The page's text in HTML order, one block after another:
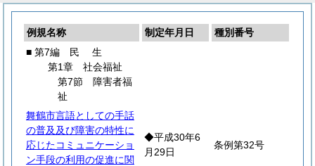
例規名称 制定年月日
種別番号
■ 第7編
民 生
第1章 社会福祉
第7節 障害者福
祉
舞鶴市言語としての手話
の普及及び障害の特性に
応じたコミュニケーショ
ン手段の利用の促進に関
◆平成30年6
月29日
条例第32号